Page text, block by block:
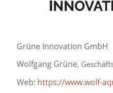
Grüne Innovation GmbH
Wolfgang Grüne,
Web: https://www.wolf-